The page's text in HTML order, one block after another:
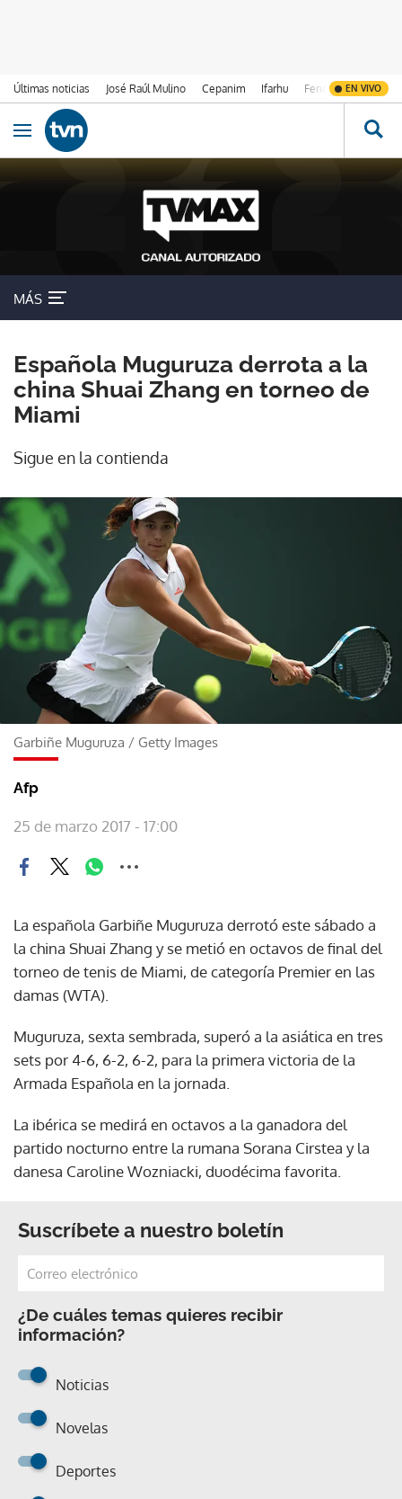
Últimas noticias José Raúl Mulino Cepanim Ifarhu Fenómeno de El
EN VIVO
Ir al contenido
Obrir navegació
MÁS
Española Muguruza derrota a la
china Shuai Zhang en torneo de
Miami
Sigue en la contienda
Garbiñe Muguruza / Getty Images
Afp
25 de marzo 2017 - 17:00
La española Garbiñe Muguruza derrotó este sábado a
la china Shuai Zhang y se metió en octavos de final del
torneo de tenis de Miami, de categoría Premier en las
damas (WTA).
Muguruza, sexta sembrada, superó a la asiática en tres
sets por 4-6, 6-2, 6-2, para la primera victoria de la
Armada Española en la jornada.
La ibérica se medirá en octavos a la ganadora del
partido nocturno entre la rumana Sorana Cirstea y la
danesa Caroline Wozniacki, duodécima favorita.
Suscríbete a nuestro boletín
¿De cuáles temas quieres recibir
información?
Noticias
Novelas
Deportes